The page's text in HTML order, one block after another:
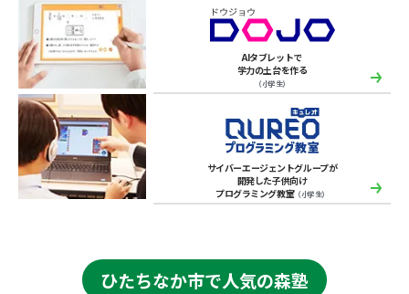
AIタブレットで
学力の土台を作る
（小学生）
サイバーエージェントグループが
開発した子供向け
プログラミング教室（小学生）
ひたちなか市で人気の森塾